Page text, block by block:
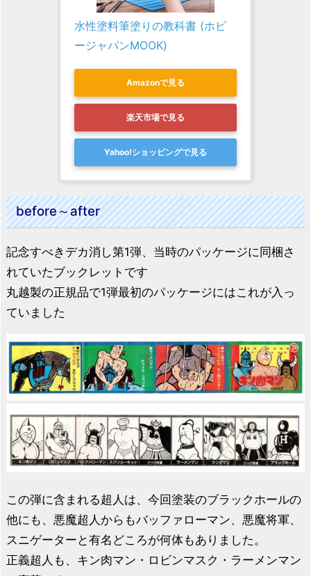
水性塗料筆塗りの教科書 (ホビ
ージャパンMOOK)
Amazonで見る
楽天市場で見る
Yahoo!ショッピングで見る
before～after
記念すべきデカ消し第1弾、当時のパッケージに同梱さ
れていたブックレットです
丸越製の正規品で1弾最初のパッケージにはこれが入っ
ていました
この弾に含まれる超人は、今回塗装のブラックホールの
他にも、悪魔超人からもバッファローマン、悪魔将軍、
スニゲーターと有名どころが何体もありました。
正義超人も、キン肉マン・ロビンマスク・ラーメンマン